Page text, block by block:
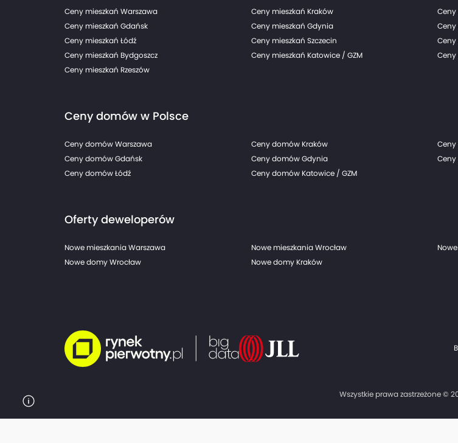
Ceny mieszkań Warszawa Ceny mieszkań Kraków Ceny
Ceny mieszkań Gdańsk
Ceny mieszkań Gdynia Ceny
Ceny mieszkań Łódź
Ceny mieszkań Szczecin Ceny
Ceny mieszkań Bydgoszcz
Ceny mieszkań Katowice / GZM Ceny
Ceny mieszkań Rzeszów
Ceny domów w Polsce
Ceny domów Warszawa Ceny domów Kraków Ceny
Ceny domów Gdańsk
Ceny domów Gdynia
Ceny domów Łódź
Ceny domów Katowice / GZM
Oferty deweloperów
Nowe mieszkania Warszawa Nowe mieszkania Wrocław
Nowe domy Wrocław
Nowe domy Kraków
Wszystkie prawa zastrzeżone ©